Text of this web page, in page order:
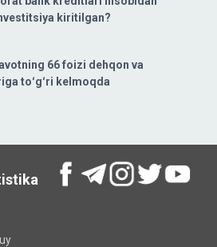
kiritilgan?
66 foizi dehqon va
toʻgʻri kelmoqda